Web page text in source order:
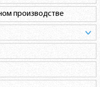
производстве